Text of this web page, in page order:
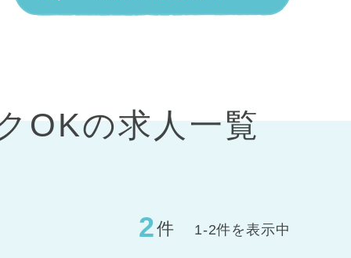
OKの求人一覧
2件 1-2件を表示中